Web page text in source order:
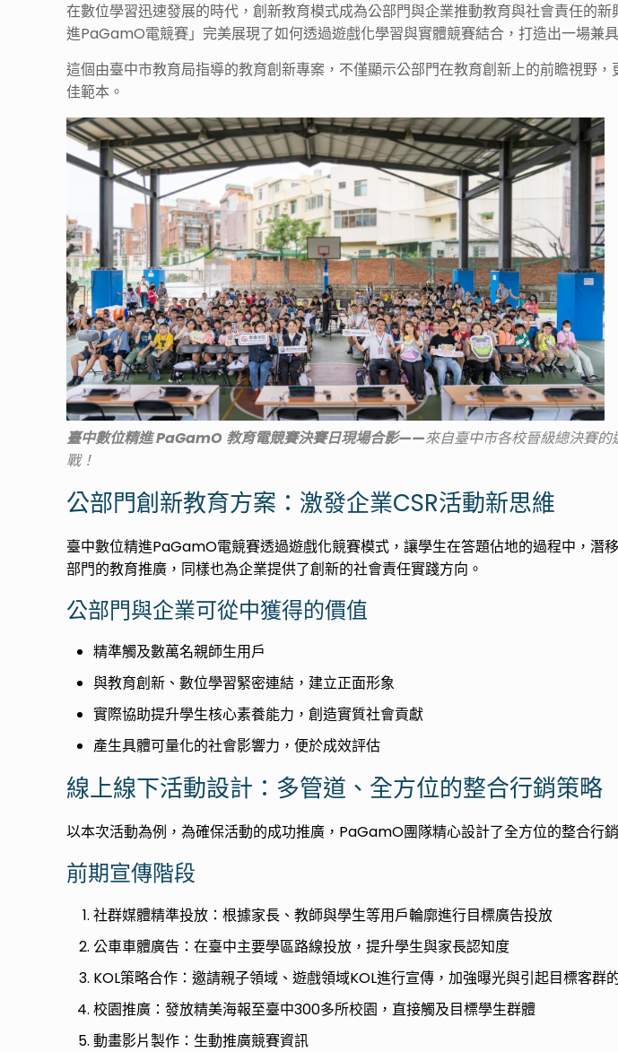
在數位學習迅速發展的時代，創新教育模式成為公部門與企業推動教育與社會責任的
進PaGamO電競賽」完美展現了如何透過遊戲化學習與實體競賽結合，打造出一場兼
這個由臺中市教育局指導的教育創新專案，不僅顯示公部門在教育創新上的前瞻視野
佳範本。
臺中數位精進 PaGamO 教育電競賽決賽日現場合影——來自臺中市各校晉級總決賽
戰！
公部門創新教育方案：激發企業CSR活動新思維
臺中數位精進PaGamO電競賽透過遊戲化競賽模式，讓學生在答題佔地的過程中，
部門的教育推廣，同樣也為企業提供了創新的社會責任實踐方向。
公部門與企業可從中獲得的價值
精準觸及數萬名親師生用戶
與教育創新、數位學習緊密連結，建立正面形象
實際協助提升學生核心素養能力，創造實質社會貢獻
產生具體可量化的社會影響力，便於成效評估
線上線下活動設計：多管道、全方位的整合行銷策略
以本次活動為例，為確保活動的成功推廣，PaGamO團隊精心設計了全方位的整合行銷
前期宣傳階段
社群媒體精準投放：根據家長、教師與學生等用戶輪廓進行目標廣告投放
公車車體廣告：在臺中主要學區路線投放，提升學生與家長認知度
KOL策略合作：邀請親子領域、遊戲領域KOL進行宣傳，加強曝光與引起目標客群
校園推廣：發放精美海報至臺中300多所校園，直接觸及目標學生群體
動畫影片製作：生動推廣競賽資訊